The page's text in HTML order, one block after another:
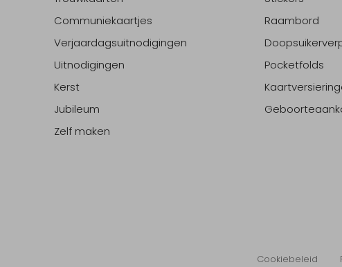
Communiekaartjes
Verjaardagsuitnodigingen
Uitnodigingen
Kerst
Jubileum
Zelf maken
Raambord
Pocketfolds
Cookiebeleid